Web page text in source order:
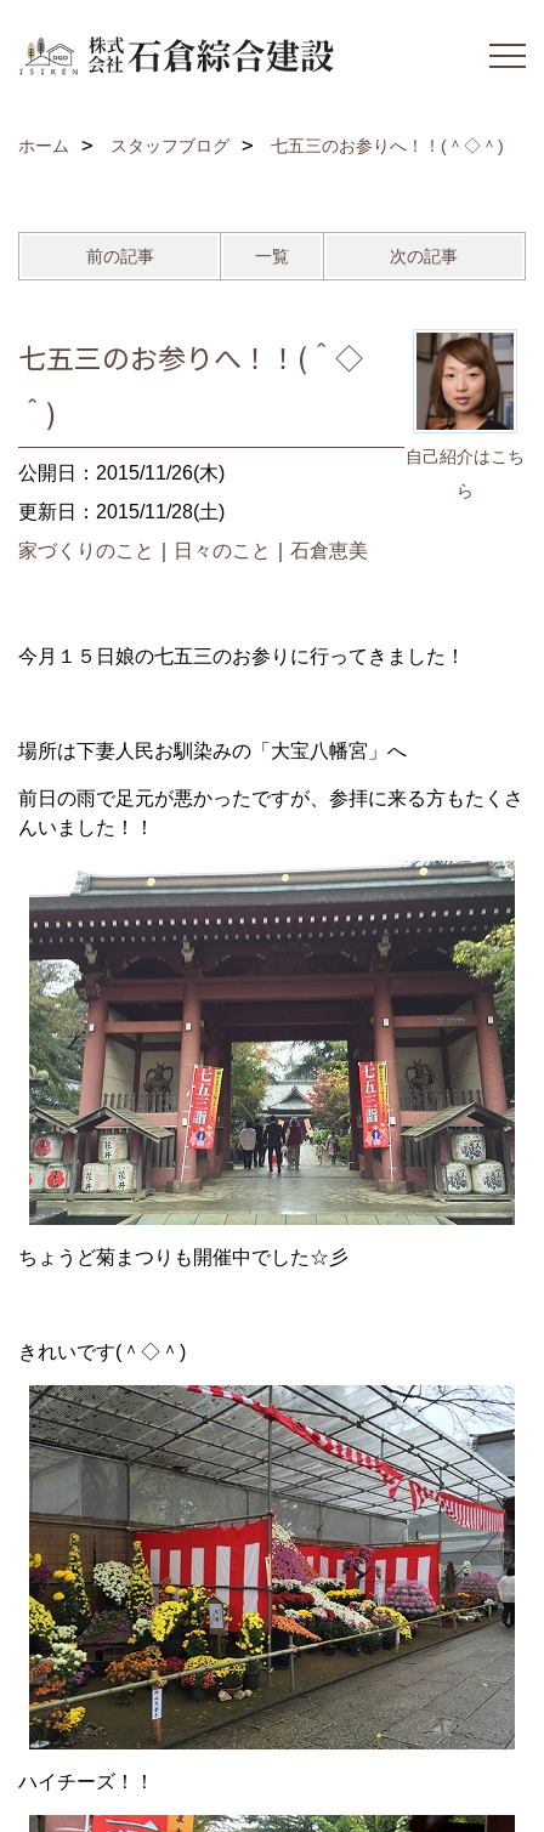
ホーム スタッフブログ 七五三のお参りへ！！(＾◇＾)
前の記事 一覧 次の記事
自己紹介はこち
ら
七五三のお参りへ！！(＾◇
＾)
公開日：2015/11/26(木)
更新日：2015/11/28(土)
家づくりのこと
日々のこと 石倉恵美
今月１５日娘の七五三のお参りに行ってきました！
場所は下妻人民お馴染みの「大宝八幡宮」へ
前日の雨で足元が悪かったですが、参拝に来る方もたくさ
んいました！！
ちょうど菊まつりも開催中でした☆彡
きれいです(＾◇＾)
ハイチーズ！！